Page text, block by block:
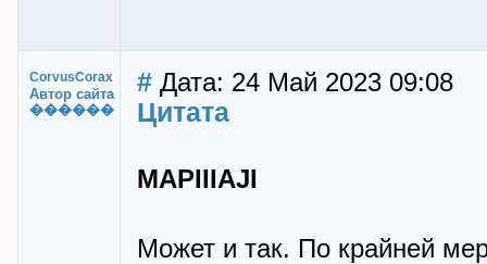
CorvusCorax
Автор сайта
������
# Дата: 24 Май 2023 09:08
Цитата
MAPIIIAJI
Может и так. По крайней